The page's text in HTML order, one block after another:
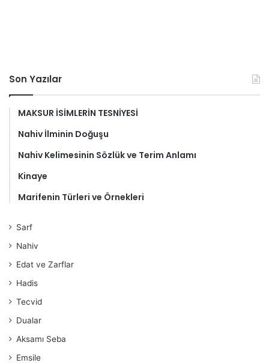
Son Yazılar
MAKSUR İSİMLERİN TESNİYESİ
Nahiv İlminin Doğuşu
Nahiv Kelimesinin Sözlük ve Terim Anlamı
Kinaye
Marifenin Türleri ve Örnekleri
Sarf
Nahiv
Edat ve Zarflar
Hadis
Tecvid
Dualar
Aksamı Seba
Emsile